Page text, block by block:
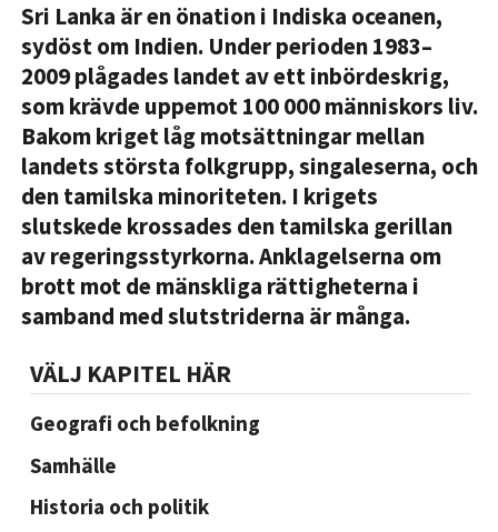
Sri Lanka är en önation i Indiska oceanen,
sydöst om Indien. Under perioden 1983–
2009 plågades landet av ett inbördeskrig,
som krävde uppemot 100 000 människors liv.
Bakom kriget låg motsättningar mellan
landets största folkgrupp, singaleserna, och
den tamilska minoriteten. I krigets
slutskede krossades den tamilska gerillan
av regeringsstyrkorna. Anklagelserna om
brott mot de mänskliga rättigheterna i
samband med slutstriderna är många.
VÄLJ KAPITEL HÄR
Geografi och befolkning
Samhälle
Historia och politik